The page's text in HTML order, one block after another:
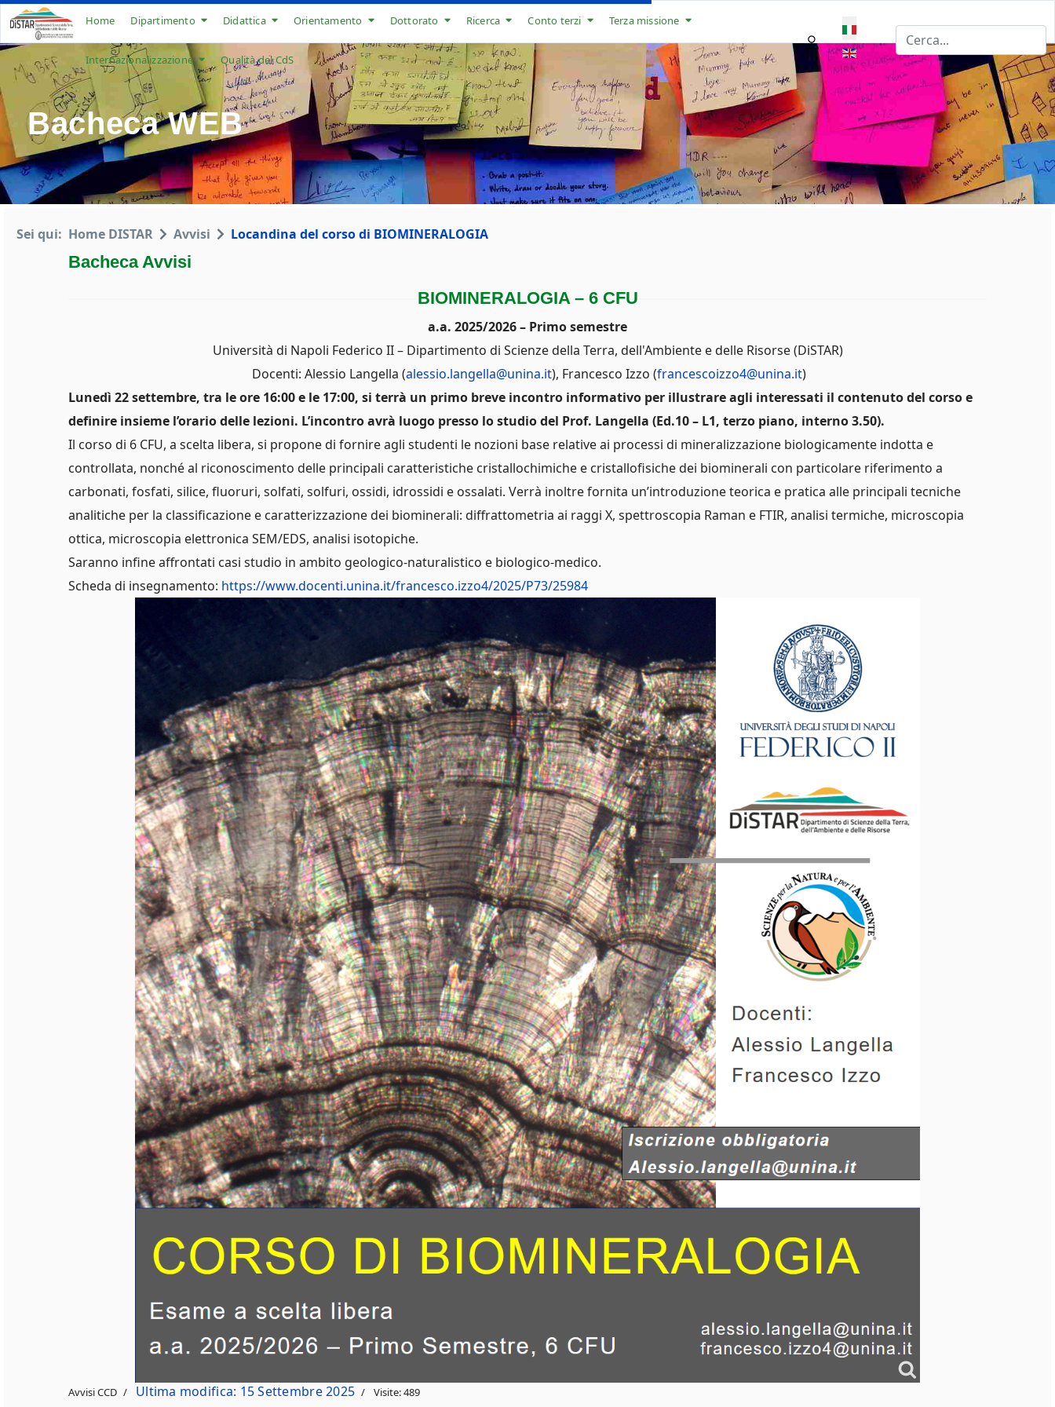
Home Dipartimento Didattica Orientamento Dottorato Ricerca Conto terzi Terza missione
Internazionalizzazione Qualità del CdS
Seleziona la tua lingua
Bacheca WEB
Sei qui: Home DISTAR Avvisi Locandina del corso di BIOMINERALOGIA
Bacheca Avvisi
BIOMINERALOGIA – 6 CFU
a.a. 2025/2026 – Primo semestre
Università di Napoli Federico II – Dipartimento di Scienze della Terra, dell'Ambiente e delle Risorse (DiSTAR)
Docenti: Alessio Langella (alessio.langella@unina.it), Francesco Izzo (francescoizzo4@unina.it)
Lunedì 22 settembre, tra le ore 16:00 e le 17:00, si terrà un primo breve incontro informativo per illustrare agli interessati il contenuto del corso e
definire insieme l’orario delle lezioni. L’incontro avrà luogo presso lo studio del Prof. Langella (Ed.10 – L1, terzo piano, interno 3.50).
Il corso di 6 CFU, a scelta libera, si propone di fornire agli studenti le nozioni base relative ai processi di mineralizzazione biologicamente indotta e
controllata, nonché al riconoscimento delle principali caratteristiche cristallochimiche e cristallofisiche dei biominerali con particolare riferimento a
carbonati, fosfati, silice, fluoruri, solfati, solfuri, ossidi, idrossidi e ossalati. Verrà inoltre fornita un’introduzione teorica e pratica alle principali tecniche
analitiche per la classificazione e caratterizzazione dei biominerali: diffrattometria ai raggi X, spettroscopia Raman e FTIR, analisi termiche, microscopia
ottica, microscopia elettronica SEM/EDS, analisi isotopiche.
Saranno infine affrontati casi studio in ambito geologico-naturalistico e biologico-medico.
Scheda di insegnamento: https://www.docenti.unina.it/francesco.izzo4/2025/P73/25984
Avvisi CCD Ultima modifica: 15 Settembre 2025 Visite: 489